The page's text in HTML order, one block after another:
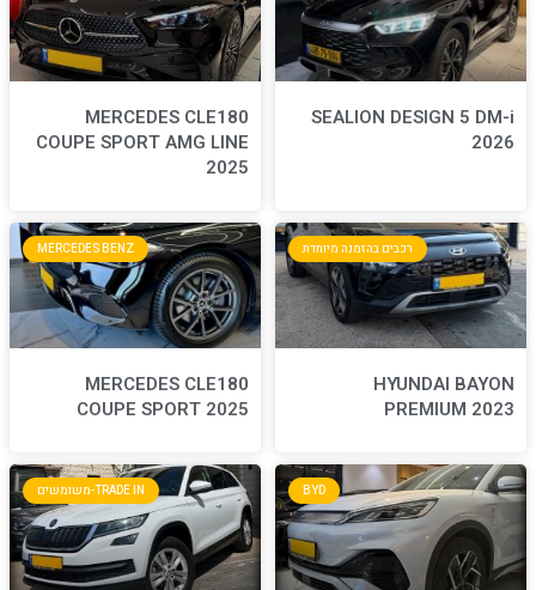
MERCEDES CLE180
COUPE SPORT AMG LINE
MERCEDES BENZ
MERCEDES CLE180
COUPE SPORT 2025
BYD TRADE IN-משומשים